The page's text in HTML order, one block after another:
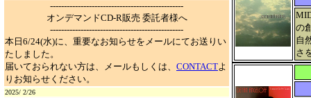
------------------------------------------------
オンデマンドCD-R販売 委託者様へ
------------------------------------------------
本日6/24(水)に、重要なお知らせをメールにてお送りい
たしました。
届いておられない方は、メールもしくは、 CONTACTよ
りお知らせください。
2025/ 2/26
の
自
さ